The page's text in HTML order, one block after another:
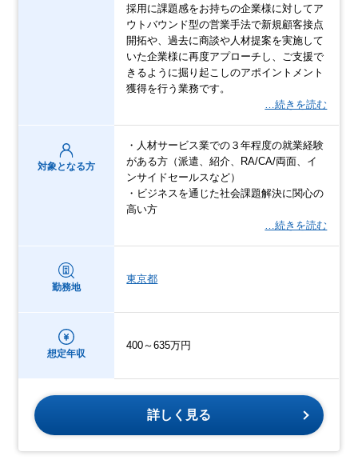
採用に課題感をお持ちの企業様に対してア
ウトバウンド型の営業手法で新規顧客接点
開拓や、過去に商談や人材提案を実施して
いた企業様に再度アプローチし、ご支援で
きるように掘り起こしのアポイントメント
獲得を行う業務です。
…続きを読む
対象となる方
・人材サービス業での３年程度の就業経験
がある方（派遣、紹介、RA/CA/両面、イ
ンサイドセールスなど）
・ビジネスを通じた社会課題解決に関心の
高い方
…続きを読む
勤務地
東京都
想定年収
400～635万円
詳しく見る